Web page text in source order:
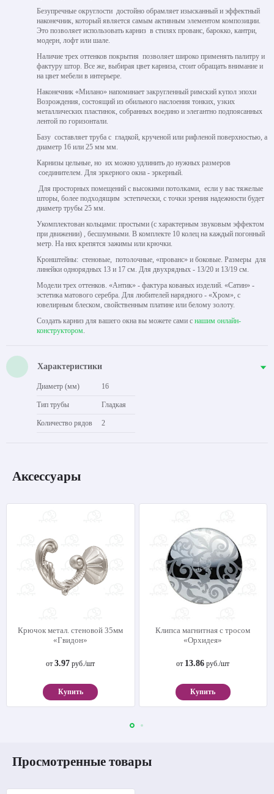
Безупречные округлости достойно обрамляет изысканный и эффектный
наконечник, который является самым активным элементом композиции.
Это позволяет использовать карниз в стилях прованс, барокко, кантри,
модерн, лофт или шале.
Наличие трех оттенков покрытия позволяет широко применять палитру и
фактуру штор. Все же, выбирая цвет карниза, стоит обращать внимание и
на цвет мебели в интерьере.
Наконечник «Милано» напоминает закругленный римский купол эпохи
Возрождения, состоящий из обильного наслоения тонких, узких
металлических пластинок, собранных воедино и элегантно подпоясанных
лентой по горизонтали.
Базу составляет труба с гладкой, крученой или рифленой поверхностью, а
диаметр 16 или 25 мм мм.
Карнизы цельные, но их можно удлинить до нужных размеров
соединителем. Для эркерного окна - эркерный.
Для просторных помещений с высокими потолками, если у вас тяжелые
шторы, более подходящим эстетически, с точки зрения надежности будет
диаметр трубы 25 мм.
Укомплектован кольцами: простыми (с характерным звуковым эффектом
при движении) , бесшумными. В комплекте 10 колец на каждый погонный
метр. На них крепятся зажимы или крючки.
Кронштейны: стеновые, потолочные, «прованс» и боковые. Размеры для
линейки однорядных 13 и 17 см. Для двухрядных - 13/20 и 13/19 см.
Модели трех оттенков. «Антик» - фактура кованых изделий. «Сатин» -
эстетика матового серебра. Для любителей нарядного - «Хром», с
ювелирным блеском, свойственным платине или белому золоту.
Создать карниз для вашего окна вы можете сами с нашим онлайн-
конструктором.
Характеристики
Диаметр (мм) 16
Тип трубы Гладкая
Количество рядов 2
Аксессуары
Крючок метал. стеновой 35мм
«Гвидон»
от3.97 руб./шт
Купить
Клипса магнитная с тросом
«Орхидея»
от 13.86 руб./шт
Купить
Просмотренные товары